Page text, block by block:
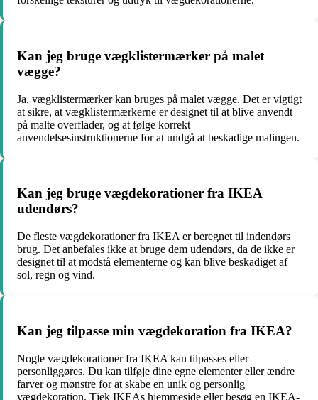
Kan jeg bruge vægklistermærker på malet
vægge?
Ja, vægklistermærker kan bruges på malet vægge. Det er vigtigt
at sikre, at vægklistermærkerne er designet til at blive anvendt
på malte overflader, og at følge korrekt
anvendelsesinstruktionerne for at undgå at beskadige malingen.
Kan jeg bruge vægdekorationer fra IKEA
udendørs?
De fleste vægdekorationer fra IKEA er beregnet til indendørs
brug. Det anbefales ikke at bruge dem udendørs, da de ikke er
designet til at modstå elementerne og kan blive beskadiget af
sol, regn og vind.
Kan jeg tilpasse min vægdekoration fra IKEA?
Nogle vægdekorationer fra IKEA kan tilpasses eller
personliggøres. Du kan tilføje dine egne elementer eller ændre
farver og mønstre for at skabe en unik og personlig
vægdekoration. Tjek IKEAs hjemmeside eller besøg en IKEA-